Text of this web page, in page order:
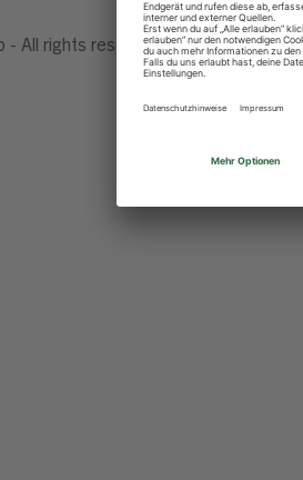
- All rights reserved